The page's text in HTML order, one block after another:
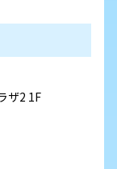
ザ2 1F